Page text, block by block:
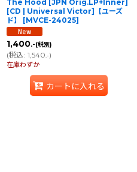
The Hood [JPN Orig.LP+Inner]
[CD | Universal Victor]【ユーズ
ド】
[MVCE-24025]
1,400.-(税別)
(税込: 1,540.-)
在庫わずか
カートに入れる